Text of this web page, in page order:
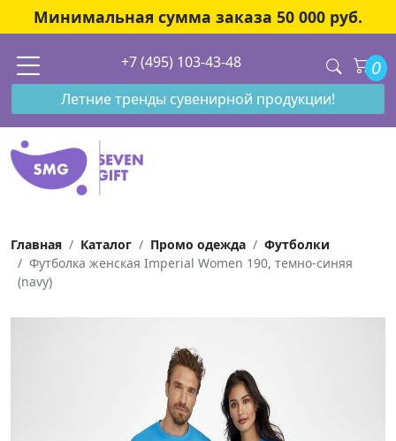
Минимальная сумма заказа 50 000 руб.
+7 (495) 103-43-48 0
Летние тренды сувенирной продукции!
Главная Каталог Промо одежда
Футболки
Футболка женская Imperial Women 190, темно-синяя
(navy)